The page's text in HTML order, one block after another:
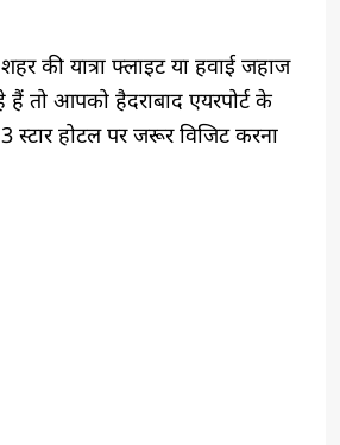
की यात्रा फ्लाइट या हवाई जहाज
हैं तो आपको हैदराबाद एयरपोर्ट के
होटल पर जरूर विजिट करना